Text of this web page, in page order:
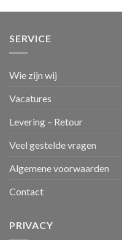
SERVICE
Wie zijn wij
Vacatures
Levering – Retour
Veel gestelde vragen
Algemene voorwaarden
Contact
PRIVACY